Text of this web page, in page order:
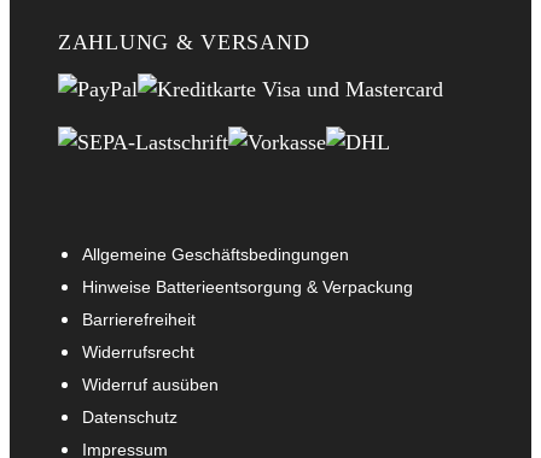
ZAHLUNG & VERSAND
Allgemeine Geschäftsbedingungen
Hinweise Batterieentsorgung & Verpackung
Barrierefreiheit
Widerrufsrecht
Widerruf ausüben
Datenschutz
Impressum